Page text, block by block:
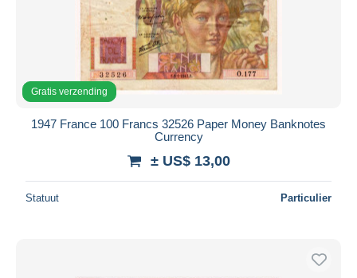
Gratis verzending
1947 France 100 Francs 32526 Paper Money Banknotes
Currency
± US$ 13,00
Statuut Particulier